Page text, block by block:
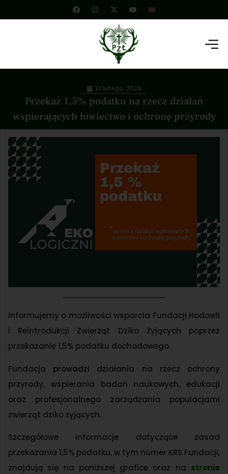
Przekaż 1,5% podatku na rzecz działań
wspierających łowiectwo i ochronę przyrody
13 lutego, 2026
Informujemy o możliwości wsparcia Fundacji Hodowli
i Reintrodukcji Zwierząt Dziko Żyjących poprzez
przekazanie 1,5% podatku dochodowego.
Fundacja prowadzi działania na rzecz ochrony
przyrody, wspierania badań naukowych, edukacji
oraz profesjonalnego zarządzania populacjami
zwierząt dziko żyjących.
Szczegółowe informacje dotyczące zasad
przekazania 1,5% podatku, w tym numer KRS Fundacji,
znajdują się na poniższej grafice oraz na stronie